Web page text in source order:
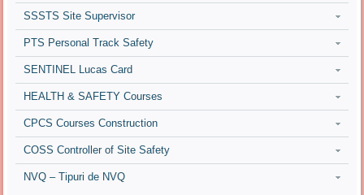
SSSTS Site Supervisor
PTS Personal Track Safety
SENTINEL Lucas Card
HEALTH & SAFETY Courses
CPCS Courses Construction
COSS Controller of Site Safety
NVQ – Tipuri de NVQ